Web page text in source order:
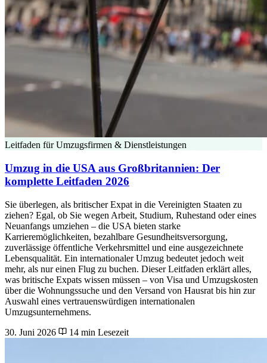
Leitfaden für Umzugsfirmen & Dienstleistungen
Umzug in die USA aus Großbritannien: Der
komplette Leitfaden 2026
Sie überlegen, als britischer Expat in die Vereinigten Staaten zu
ziehen? Egal, ob Sie wegen Arbeit, Studium, Ruhestand oder eines
Neuanfangs umziehen – die USA bieten starke
Karrieremöglichkeiten, bezahlbare Gesundheitsversorgung,
zuverlässige öffentliche Verkehrsmittel und eine ausgezeichnete
Lebensqualität. Ein internationaler Umzug bedeutet jedoch weit
mehr, als nur einen Flug zu buchen. Dieser Leitfaden erklärt alles,
was britische Expats wissen müssen – von Visa und Umzugskosten
über die Wohnungssuche und den Versand von Hausrat bis hin zur
Auswahl eines vertrauenswürdigen internationalen
Umzugsunternehmens.
30. Juni 2026
14 min Lesezeit